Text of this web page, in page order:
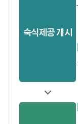
숙식제공 개시